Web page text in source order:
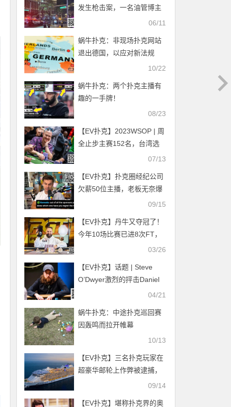
发生枪击案，一名油管博主
06/11
蜗牛扑克：非现场扑克网站
退出德国，以应对新法规
10/22
蜗牛扑克：两个扑克主播有
趣的一手牌！
08/23
【EV扑克】2023WSOP | 周
全止步主赛152名，台湾选
手Charlie Chiu晋级第六轮
07/13
【EV扑克】扑克圈经纪公司
欠薪50位主播，老板无奈爆
料是甲方先欠3000万不付09/15
【EV扑克】丹牛又夺冠了！
今年10场比赛已进8次FT，
相比之下毒王更显惨淡…03/26
【EV扑克】话题 | Steve
O’Dwyer激烈的抨击Daniel
Smiljkovic滥用延迟注册04/21
蜗牛扑克：中途扑克巡回赛
因轰鸣而拉开帷幕
10/13
【EV扑克】三名扑克玩家在
超豪华邮轮上作弊被逮捕，
09/14
【EV扑克】堪称扑克界的奥